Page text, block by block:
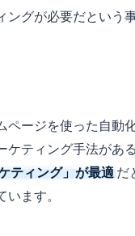
ングが必要だという
ページを使った自動
ケティング手法があ
ティング」が最適 だ
います。